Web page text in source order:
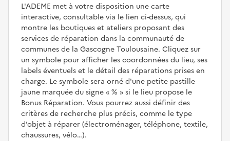
L'ADEME met à votre disposition une carte
interactive, consultable via le lien ci-dessus, qui
montre les boutiques et ateliers proposant des
services de réparation dans la communauté de
communes de la Gascogne Toulousaine. Cliquez sur
un symbole pour afficher les coordonnées du lieu, ses
labels éventuels et le détail des réparations prises en
charge. Le symbole sera orné d'une petite pastille
jaune marquée du signe
%
si le lieu propose le
Bonus Réparation. Vous pourrez aussi définir des
critères de recherche plus précis, comme le type
d’objet à réparer (électroménager, téléphone, textile,
chaussures, vélo…).